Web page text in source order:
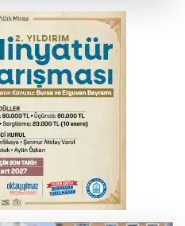
paniği! Apartmana
söndürüldü
kapılan işçi hayatını
döviz fiyatları